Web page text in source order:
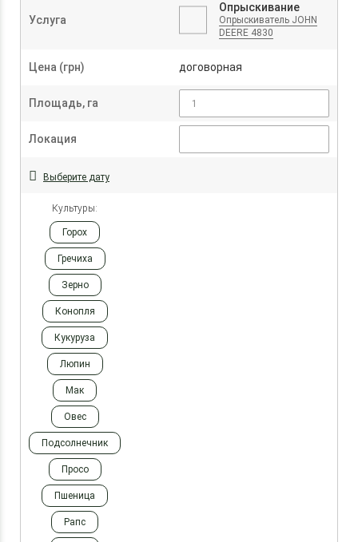
Услуга
Опрыскивание
Опрыскиватель JOHN
DEERE 4830
Цена (грн) договорная
Площадь, га
Локация
Выберите дату
Культуры:
Горох
Гречиха
Зерно
Конопля
Кукуруза
Люпин
Мак
Овес
Подсолнечник
Просо
Пшеница
Рапс